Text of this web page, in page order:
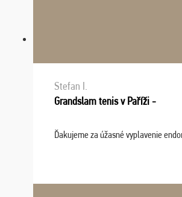
Stefan I.
Grandslam tenis v Paříži -
Ďakujeme za úžasné vyplavenie